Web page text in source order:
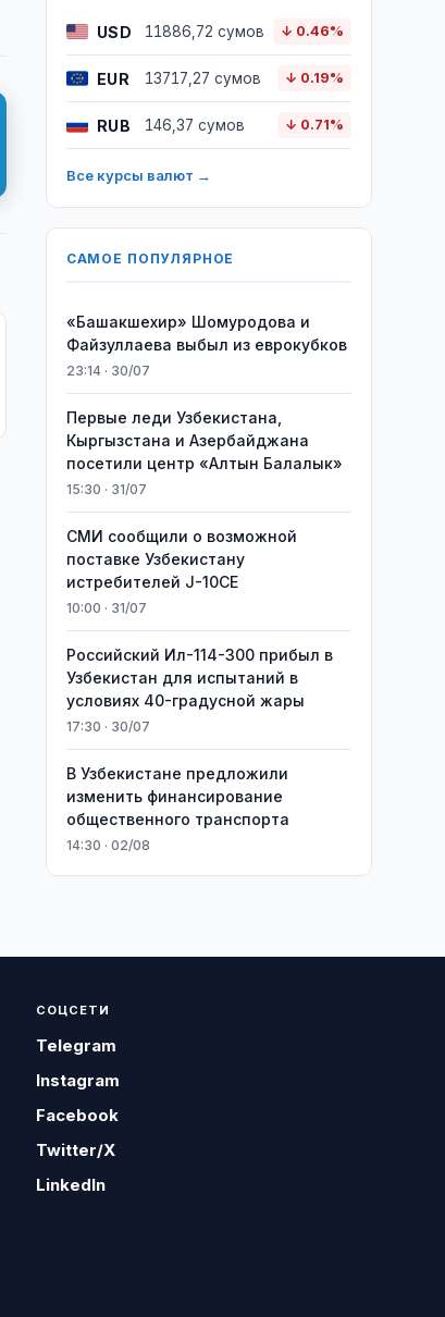
USD 11886,72 сумов ↓ 0.46%
EUR 13717,27 сумов ↓ 0.19%
RUB 146,37 сумов ↓ 0.71%
Все курсы валют →
САМОЕ ПОПУЛЯРНОЕ
«Башакшехир» Шомуродова и
Файзуллаева выбыл из еврокубков
23:14 · 30/07
Первые леди Узбекистана,
Кыргызстана и Азербайджана
посетили центр «Алтын Балалык»
15:30 · 31/07
СМИ сообщили о возможной
поставке Узбекистану
истребителей J-10CE
10:00 · 31/07
Российский Ил-114-300 прибыл в
Узбекистан для испытаний в
условиях 40-градусной жары
17:30 · 30/07
В Узбекистане предложили
изменить финансирование
общественного транспорта
14:30 · 02/08
СОЦСЕТИ
Telegram
Instagram
Facebook
Twitter/X
LinkedIn